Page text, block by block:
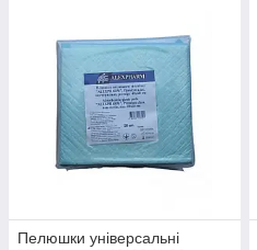
Пелюшки універсальні